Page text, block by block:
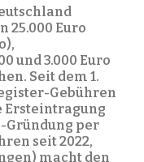
Euro
und 3.000 Euro
Seit dem 1.
Gebühren
Ersteintragung
Gründung per
seit 2022,
macht den